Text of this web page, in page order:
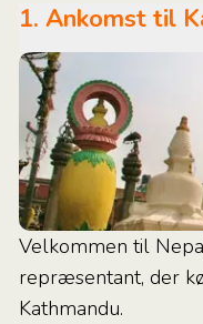
1. Ankomst til
Velkommen til
repræsentant, der
Kathmandu.